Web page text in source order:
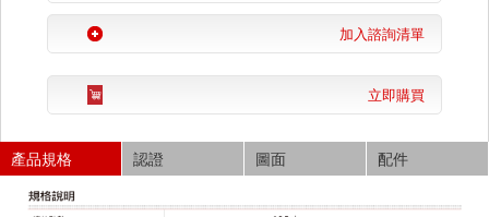
加入諮詢清單
立即購買
產品規格 認證 圖面 配件